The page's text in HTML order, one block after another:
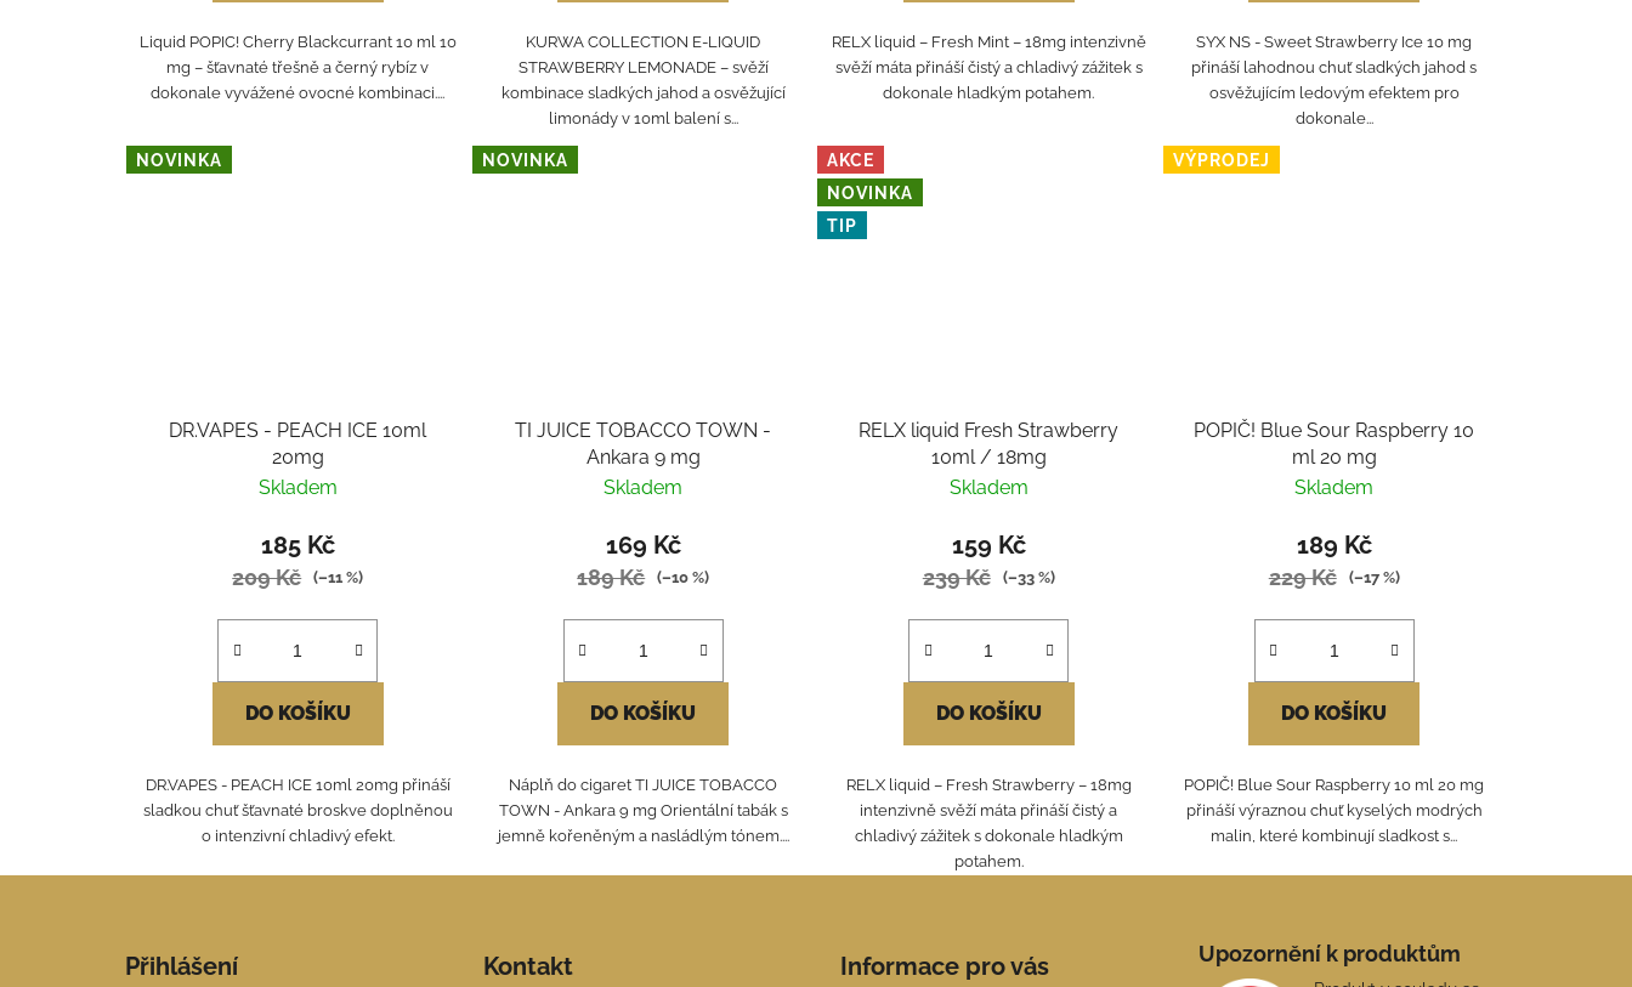
Liquid POPIC! Cherry Blackcurrant 10 ml 10
mg – šťavnaté třešně a černý rybíz v
dokonale vyvážené ovocné kombinaci....
KURWA COLLECTION E-LIQUID
STRAWBERRY LEMONADE – svěží
kombinace sladkých jahod a osvěžující
limonády v 10ml balení s...
RELX liquid – Fresh Mint – 18mg intenzivně
svěží máta přináší čistý a chladivý zážitek s
dokonale hladkým potahem.
SYX NS - Sweet Strawberry Ice 10 mg
přináší lahodnou chuť sladkých jahod s
osvěžujícím ledovým efektem pro
dokonale...
NOVINKA
DR.VAPES - PEACH ICE 10ml
20mg
Skladem
185 Kč
209 Kč (–11 %)
DO KOŠÍKU
DR.VAPES - PEACH ICE 10ml 20mg přináší
sladkou chuť šťavnaté broskve doplněnou
o intenzivní chladivý efekt.
NOVINKA
TI JUICE TOBACCO TOWN -
Ankara 9 mg
Skladem
169 Kč
189 Kč (–10 %)
DO KOŠÍKU
Náplň do cigaret TI JUICE TOBACCO
TOWN - Ankara 9 mg Orientální tabák s
jemně kořeněným a nasládlým tónem....
AKCE
NOVINKA
TIP
RELX liquid Fresh Strawberry
10ml / 18mg
Skladem
159 Kč
239 Kč (–33 %)
DO KOŠÍKU
RELX liquid – Fresh Strawberry – 18mg
intenzivně svěží máta přináší čistý a
chladivý zážitek s dokonale hladkým
potahem.
VÝPRODEJ
POPIČ! Blue Sour Raspberry 10
ml 20 mg
Skladem
189 Kč
229 Kč (–17 %)
DO KOŠÍKU
POPIČ! Blue Sour Raspberry 10 ml 20 mg
přináší výraznou chuť kyselých modrých
malin, které kombinují sladkost s...
Přihlášení Kontakt Informace pro vás Upozornění k produktům